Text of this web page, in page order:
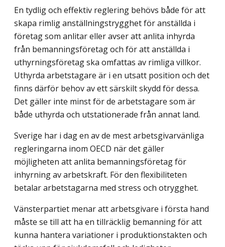
En tydlig och effektiv reglering behövs både för att
skapa rimlig anställningstrygghet för anställda i
företag som anlitar eller avser att anlita inhyrda
från bemanningsföretag och för att anställda i
uthyrningsföretag ska omfattas av rimliga villkor.
Uthyrda arbetstagare är i en utsatt position och det
finns därför behov av ett särskilt skydd för dessa.
Det gäller inte minst för de arbetstagare som är
både uthyrda och utstationerade från annat land.
Sverige har i dag en av de mest arbetsgivarvänliga
regleringarna inom OECD när det gäller
möjligheten att anlita bemanningsföretag för
inhyrning av arbetskraft. För den flexibiliteten
betalar arbetstagarna med stress och otrygghet.
Vänsterpartiet menar att arbetsgivare i första hand
måste se till att ha en tillräcklig bemanning för att
kunna hantera variationer i produktionstakten och